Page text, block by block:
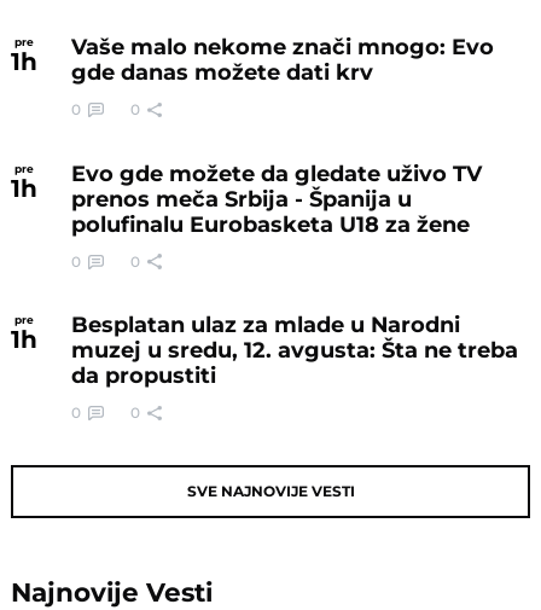
pre
1h
Vaše malo nekome znači mnogo: Evo
gde danas možete dati krv
0 0
pre
1h
Evo gde možete da gledate uživo TV
prenos meča Srbija - Španija u
polufinalu Eurobasketa U18 za žene
0 0
pre
1h
Besplatan ulaz za mlade u Narodni
muzej u sredu, 12. avgusta: Šta ne treba
da propustiti
0 0
SVE NAJNOVIJE VESTI
NajnovijeVesti